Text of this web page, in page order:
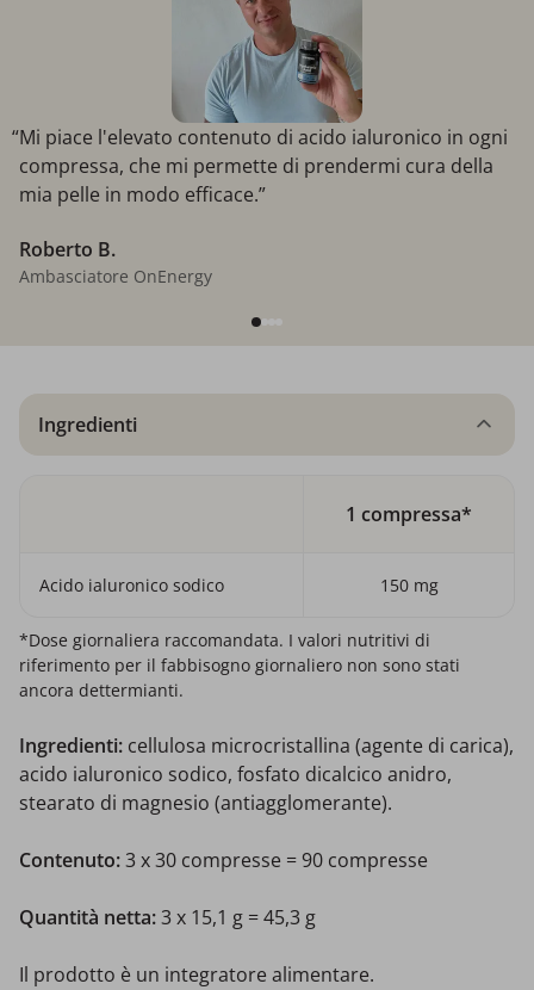
“Mi piace l'elevato contenuto di acido ialuronico in ogni
compressa, che mi permette di prendermi cura della
mia pelle in modo efficace.”
Roberto B.
Ambasciatore OnEnergy
Ingredienti
1 compressa*
Acido ialuronico sodico 150 mg
*Dose giornaliera raccomandata. I valori nutritivi di
riferimento per il fabbisogno giornaliero non sono stati
ancora dettermianti.
Ingredienti: cellulosa microcristallina (agente di carica),
acido ialuronico sodico, fosfato dicalcico anidro,
stearato di magnesio (antiagglomerante).
Contenuto:3 x 30 compresse = 90 compresse
Quantità netta:3 x 15,1 g = 45,3 g
Il prodotto è un integratore alimentare.